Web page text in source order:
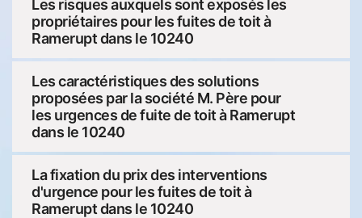
Les risques auxquels sont exposés les
propriétaires pour les fuites de toit à
Ramerupt dans le 10240
Les caractéristiques des solutions
proposées par la société M. Père pour
les urgences de fuite de toit à Ramerupt
dans le 10240
La fixation du prix des interventions
d'urgence pour les fuites de toit à
Ramerupt dans le 10240